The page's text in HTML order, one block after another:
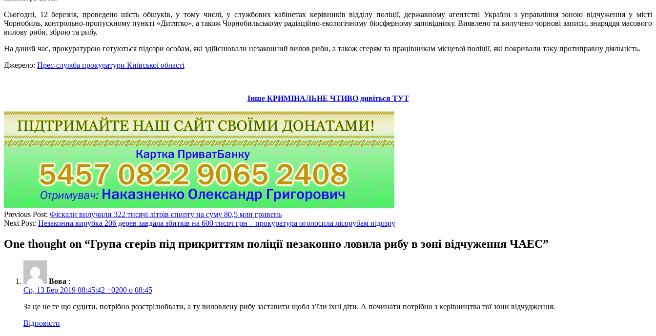
Сьогодні, 12 березня, проведено шість обшуків, у тому числі, у службових кабінетах керівників відділу поліції, державному агентстві України з управління зоною відчуження у місті
Чорнобиль, контрольно-пропускному пункті «Дитятко», а також Чорнобильському радіаційно-екологічному біосферному заповіднику. Виявлено та вилучено чорнові записи, знаряддя масового
вилову риби, зброю та рибу.
На даний час, прокуратурою готуються підозри особам, які здійснювали незаконний вилов риби, а також єгерям та працівникам місцевої поліції, які покривали таку протиправну діяльність.
Джерело: Прес-служба прокуратури Київської області
Інше КРИМІНАЛЬНЕ ЧТИВО дивіться ТУТ
Previous Post: Фіскали вилучили 322 тисячі літрів спирту на суму 80,5 млн гривень
Next Post: Незаконна вирубка 206 дерев завдала збитків на 600 тисяч грн – прокуратура оголосила лісорубам підозру
One thought on “Група єгерів під прикриттям поліції незаконно ловила рибу в зоні відчуження ЧАЕС”
Вова :
Ср, 13 Бер 2019 08:45:42 +0200 о 08:45
За це не те що судити, потрібно розстрілюбвати, а ту виловлену рибу заставити щобл з’їли іхні діти. А починати потрібно з керівництва тої зони відчудження.
Відповісти